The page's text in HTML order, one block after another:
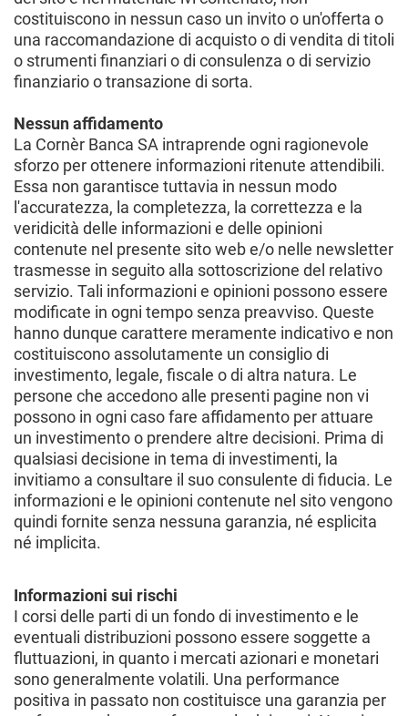
costituiscono in nessun caso un invito o un'offerta o
una raccomandazione di acquisto o di vendita di titoli
o strumenti finanziari o di consulenza o di servizio
finanziario o transazione di sorta.
Nessun affidamento
La Cornèr Banca SA intraprende ogni ragionevole
sforzo per ottenere informazioni ritenute attendibili.
Essa non garantisce tuttavia in nessun modo
l'accuratezza, la completezza, la correttezza e la
veridicità delle informazioni e delle opinioni
contenute nel presente sito web e/o nelle newsletter
trasmesse in seguito alla sottoscrizione del relativo
servizio. Tali informazioni e opinioni possono essere
modificate in ogni tempo senza preavviso. Queste
hanno dunque carattere meramente indicativo e non
costituiscono assolutamente un consiglio di
investimento, legale, fiscale o di altra natura. Le
persone che accedono alle presenti pagine non vi
possono in ogni caso fare affidamento per attuare
un investimento o prendere altre decisioni. Prima di
qualsiasi decisione in tema di investimenti, la
invitiamo a consultare il suo consulente di fiducia. Le
informazioni e le opinioni contenute nel sito vengono
quindi fornite senza nessuna garanzia, né esplicita
né implicita.
Informazioni sui rischi
I corsi delle parti di un fondo di investimento e le
eventuali distribuzioni possono essere soggette a
fluttuazioni, in quanto i mercati azionari e monetari
sono generalmente volatili. Una performance
positiva in passato non costituisce una garanzia per